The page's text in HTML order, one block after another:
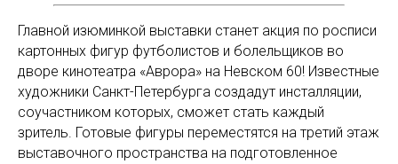
Главной изюминкой выставки станет акция по росписи
картонных фигур футболистов и болельщиков во
дворе кинотеатра «Аврора» на Невском 60! Известные
художники Санкт-Петербурга создадут инсталляции,
соучастником которых, сможет стать каждый
зритель. Готовые фигуры переместятся на третий этаж
выставочного пространства на подготовленное